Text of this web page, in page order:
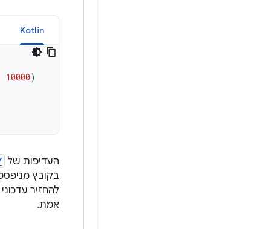
Kotlin
10000)
העדיפות של
להחזיר
אמת.